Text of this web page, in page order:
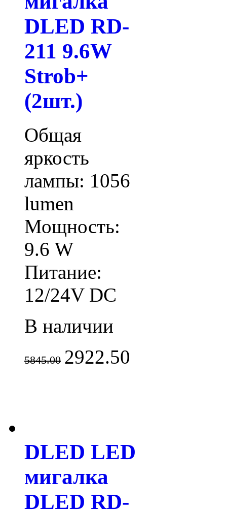
DLED RD-
211 9.6W
Strob+
(2шт.)
Общая
яркость
лампы: 1056
lumen
Мощность:
9.6 W
Питание:
12/24V DC
В наличии
5845.00 2922.50
DLED LED
мигалка
DLED RD-